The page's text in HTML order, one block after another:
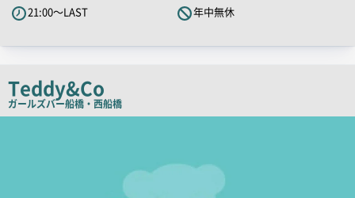
21:00～LAST
年中無休
Teddy&Co
ガールズバー船橋・西船橋